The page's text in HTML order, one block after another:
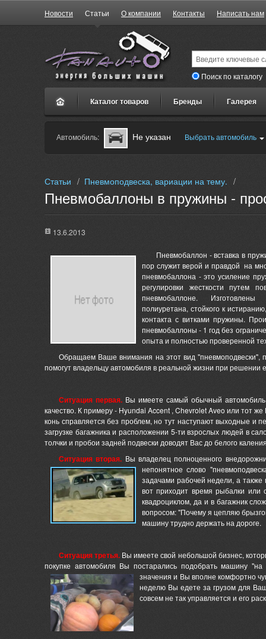
Новости Статьи О компании Контакты Написать нам
Поиск по каталогу
Каталог товаров Бренды Галерея
Автомобиль: Не указан Выбрать автомобиль
Статьи / Пневмоподвеска, вариации на тему. /
Пневмобаллоны в пружины -
13.6.2013
Пневмобаллон - вставка в
пор служит верой и правдой на
пневмобаллона - это усиление
регулировки жесткости путем
пневмобаллоне.
полиуретана, стойкого к
контакта с витками пружины.
пневмобаллоны - 1 год без
опыта и полностью проверенной
Обращаем Ваше внимания на этот вид "пневмоподвески",
помогут владельцу автомобиля в реальной жизни при решении
Ситуация первая.Вы имеете самый обычный автомобиль
качество. К примеру - Hyundai Accent , Chevrolet Aveo или тот
конь справляется без проблем, но тут наступают выходные и
загрузке багажника и расположении 5-ти взрослых людей в
толчки и пробои задней подвески доводят Вас до белого
Ситуация вторая. Вы владелец полноценного
непонятное слово
задачами рабочей недели, а
вот приходит время рыбалки
квадроциклом, да и в багажник
вопросом: "Почему я цепляю
машину трудно держать на дороге.
Ситуация третья. Вы имеете свой небольшой бизнес,
покупке автомобиля Вы постарались подобрать машину
значения и Вы вполне комфортно
неделю Вы едете за грузом для
совсем не так управляется и его